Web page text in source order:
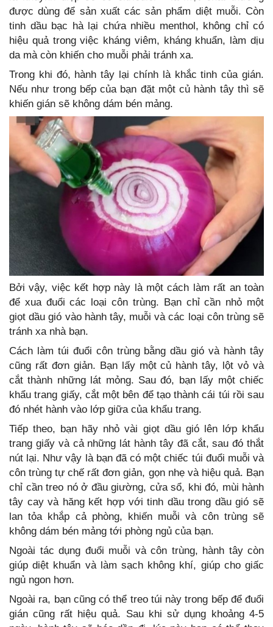
được dùng để sản xuất các sản phẩm diệt muỗi. Còn
tinh dầu bạc hà lại chứa nhiều menthol, không chỉ có
hiệu quả trong việc kháng viêm, kháng khuẩn, làm dịu
da mà còn khiến cho muỗi phải tránh xa.
Trong khi đó, hành tây lại chính là khắc tinh của gián.
Nếu như trong bếp của bạn đặt một củ hành tây thì sẽ
khiến gián sẽ không dám bén mảng.
Bởi vậy, việc kết hợp này là một cách làm rất an toàn
để xua đuổi các loại côn trùng. Bạn chỉ cần nhỏ một
giọt dầu gió vào hành tây, muỗi và các loại côn trùng sẽ
tránh xa nhà bạn.
Cách làm túi đuổi côn trùng bằng dầu gió và hành tây
cũng rất đơn giản. Bạn lấy một củ hành tây, lột vỏ và
cắt thành những lát mỏng. Sau đó, bạn lấy một chiếc
khẩu trang giấy, cắt một bên để tạo thành cái túi rồi sau
đó nhét hành vào lớp giữa của khẩu trang.
Tiếp theo, bạn hãy nhỏ vài giọt dầu gió lên lớp khẩu
trang giấy và cả những lát hành tây đã cắt, sau đó thắt
nút lại. Như vậy là bạn đã có một chiếc túi đuổi muỗi và
côn trùng tự chế rất đơn giản, gọn nhẹ và hiệu quả. Bạn
chỉ cần treo nó ở đầu giường, cửa sổ, khi đó, mùi hành
tây cay và hăng kết hợp với tinh dầu trong dầu gió sẽ
lan tỏa khắp cả phòng, khiến muỗi và côn trùng sẽ
không dám bén mảng tới phòng ngủ của bạn.
Ngoài tác dụng đuổi muỗi và côn trùng, hành tây còn
giúp diệt khuẩn và làm sạch không khí, giúp cho giấc
ngủ ngon hơn.
Ngoài ra, bạn cũng có thể treo túi này trong bếp để đuổi
gián cũng rất hiệu quả. Sau khi sử dụng khoảng 4-5